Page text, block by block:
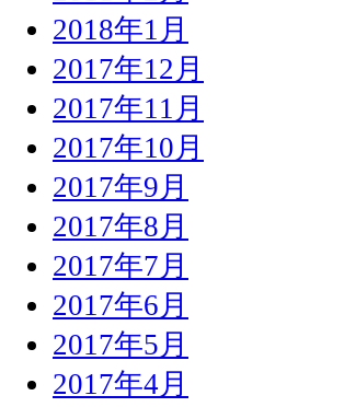
2018年1月
2017年12月
2017年11月
2017年10月
2017年9月
2017年8月
2017年7月
2017年6月
2017年5月
2017年4月